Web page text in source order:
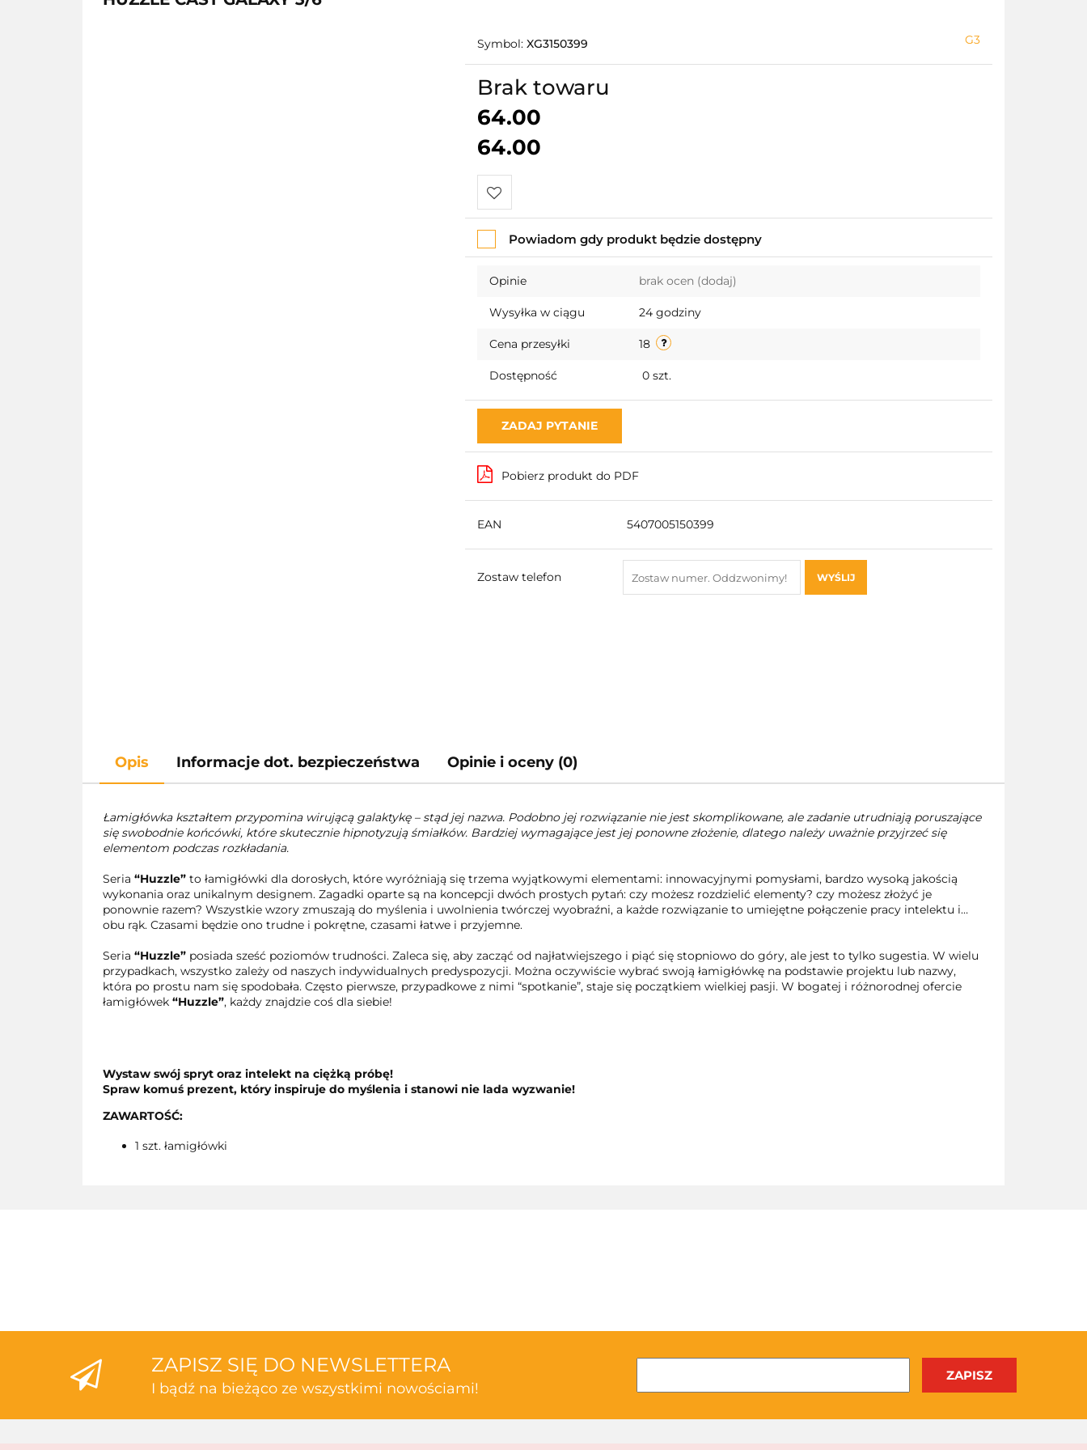
Symbol: XG3150399 G3
Brak towaru
64.00
64.00
Do
przechowalni
Powiadom gdy produkt będzie dostępny
Opinie brak ocen (dodaj)
Wysyłka w ciągu 24 godziny
Cena przesyłki 18
Dostępność 0 szt.
ZADAJ PYTANIE
Pobierz produkt do PDF
EAN 5407005150399
Zostaw telefon WYŚLIJ
Opis Informacje dot. bezpieczeństwa Opinie i oceny (0)
Łamigłówka kształtem przypomina wirującą galaktykę – stąd jej nazwa. Podobno jej rozwiązanie nie jest skomplikowane, ale zadanie utrudniają poruszające
się swobodnie końcówki, które skutecznie hipnotyzują śmiałków. Bardziej wymagające jest jej ponowne złożenie, dlatego należy uważnie przyjrzeć się
elementom podczas rozkładania.
Seria “Huzzle” to łamigłówki dla dorosłych, które wyróżniają się trzema wyjątkowymi elementami: innowacyjnymi pomysłami, bardzo wysoką jakością
wykonania oraz unikalnym designem. Zagadki oparte są na koncepcji dwóch prostych pytań: czy możesz rozdzielić elementy? czy możesz złożyć je
ponownie razem? Wszystkie wzory zmuszają do myślenia i uwolnienia twórczej wyobraźni, a każde rozwiązanie to umiejętne połączenie pracy intelektu i…
obu rąk. Czasami będzie ono trudne i pokrętne, czasami łatwe i przyjemne.
Seria “Huzzle” posiada sześć poziomów trudności. Zaleca się, aby zacząć od najłatwiejszego i piąć się stopniowo do góry, ale jest to tylko sugestia. W wielu
przypadkach, wszystko zależy od naszych indywidualnych predyspozycji. Można oczywiście wybrać swoją łamigłówkę na podstawie projektu lub nazwy,
która po prostu nam się spodobała. Często pierwsze, przypadkowe z nimi “spotkanie”, staje się początkiem wielkiej pasji. W bogatej i różnorodnej ofercie
łamigłówek “Huzzle”, każdy znajdzie coś dla siebie!
Wystaw swój spryt oraz intelekt na ciężką próbę!
Spraw komuś prezent, który inspiruje do myślenia i stanowi nie lada wyzwanie!
ZAWARTOŚĆ:
1 szt. łamigłówki
ZAPISZ SIĘ DO NEWSLETTERA
I bądź na bieżąco ze wszystkimi nowościami!